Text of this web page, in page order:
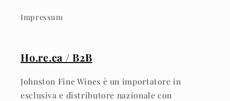
Impressum
Ho.re.ca / B2B
Johnston Fine Wines è un importatore in
esclusiva e distributore nazionale con